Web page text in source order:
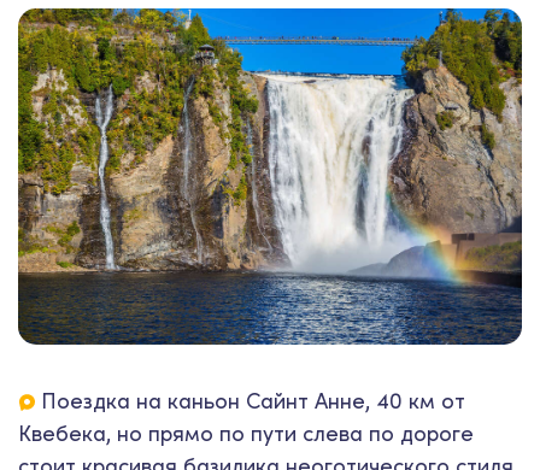
Поездка на каньон Сайнт Анне, 40 км от
Квебека, но прямо по пути слева по дороге